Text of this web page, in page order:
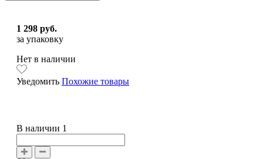
1 298 руб.
за упаковку
Нет в наличии
Уведомить Похожие товары
В наличии 1